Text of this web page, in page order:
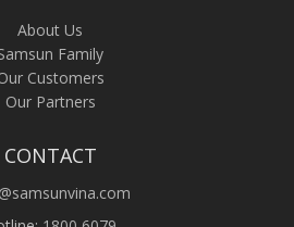
About Us
Family
Customers
Our Partners
CONTACT